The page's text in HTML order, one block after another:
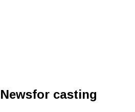
Newsfor casting